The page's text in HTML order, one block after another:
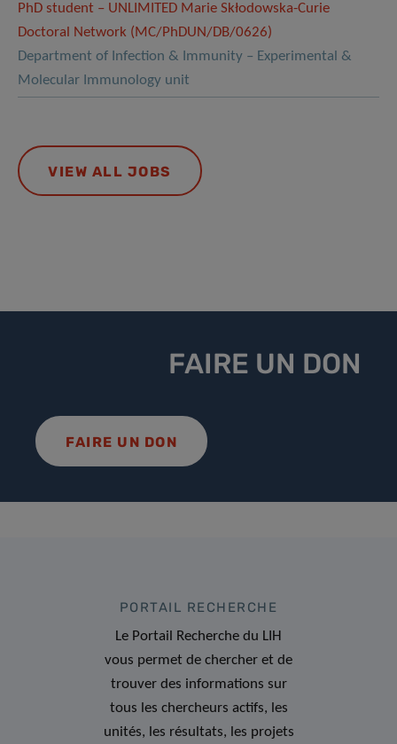
PhD student – UNLIMITED Marie Skłodowska-Curie
Doctoral Network (MC/PhDUN/DB/0626)
Department of Infection & Immunity – Experimental &
Molecular Immunology unit
VIEW ALL JOBS
FAIRE UN DON
FAIRE UN DON
PORTAIL RECHERCHE
Le Portail Recherche du LIH
vous permet de chercher et de
trouver des informations sur
tous les chercheurs actifs, les
unités, les résultats, les projets